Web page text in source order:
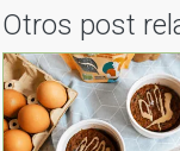
Otros post